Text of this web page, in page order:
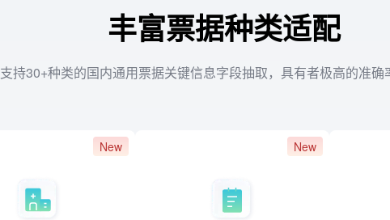
丰富票据种类适配
支持30+种类的国内通用票据关键信息字段抽取，具有者极高的准确